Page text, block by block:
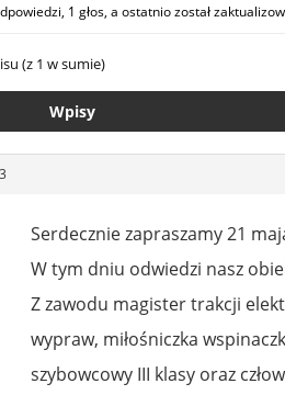
1 głos, a ostatnio został
(z 1 w sumie)
Wpisy
Serdecznie zapraszamy 21
W tym dniu odwiedzi nasz
Z zawodu magister trakcji
wypraw, miłośniczka
szybowcowy III klasy oraz